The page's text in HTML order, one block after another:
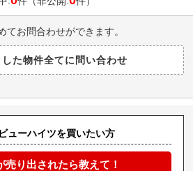
てお問合わせができます。
ューハイツを買いたい方
売り出されたら教えて！